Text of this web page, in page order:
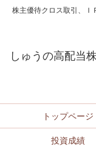
株主優待クロス取引、Ｉ
しゅうの高配当
トップページ
投資成績